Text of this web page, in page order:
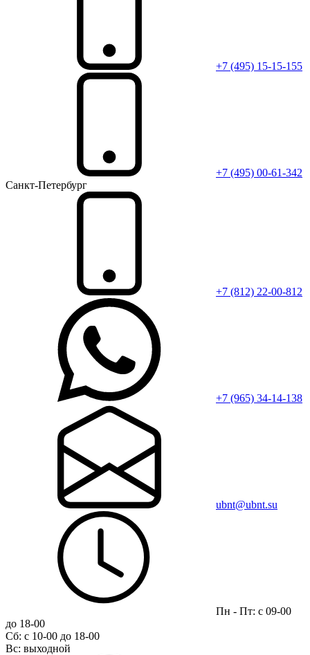
+7 (495) 15-15-155
+7 (495) 00-61-342
Санкт-Петербург
+7 (812) 22-00-812
+7 (965) 34-14-138
ubnt@ubnt.su
Пн - Пт: с 09-00
до 18-00
Сб: с 10-00 до 18-00
Вс: выходной